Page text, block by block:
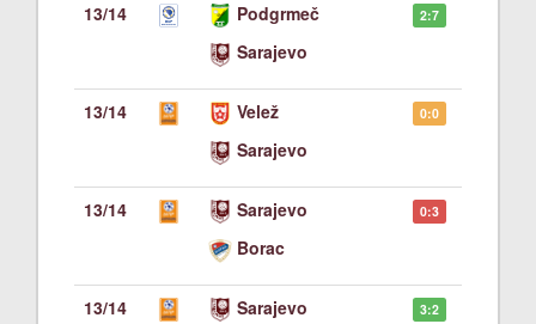
13/14
Podgrmeč
Sarajevo
2:7
13/14
Velež
Sarajevo
0:0
13/14
Sarajevo
Borac
0:3
13/14
Sarajevo
3:2